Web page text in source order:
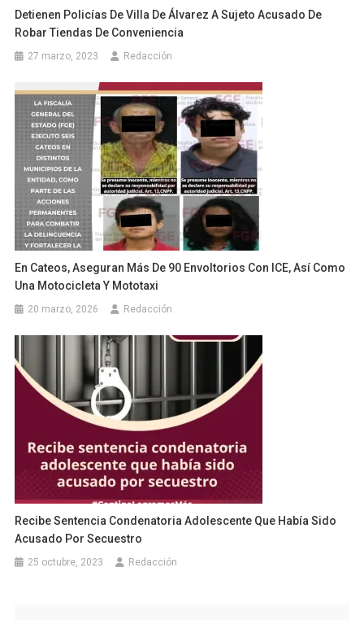
Detienen Policías De Villa De Álvarez A Sujeto Acusado De
Robar Tiendas De Conveniencia
27 marzo, 2023 Redacción
En Cateos, Aseguran Más De 90 Envoltorios Con ICE, Así Como
Una Motocicleta Y Mototaxi
20 marzo, 2026 Redacción
Recibe Sentencia Condenatoria Adolescente Que Había Sido
Acusado Por Secuestro
25 octubre, 2023 Redacción